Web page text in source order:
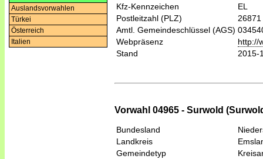
Auslandsvorwahlen
Türkei
Österreich
Italien
Kfz-Kennzeichen
EL
Postleitzahl (PLZ)
26871
Amtl. Gemeindeschlüssel (AGS)
Webpräsenz
http://
Stand
2015-
Vorwahl 04965 - Surwold
Bundesland
Landkreis
Gemeindetyp